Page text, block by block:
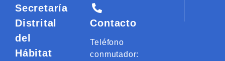
Secretaría
Distrital
del
Hábitat
Contacto
Teléfono
conmutador: